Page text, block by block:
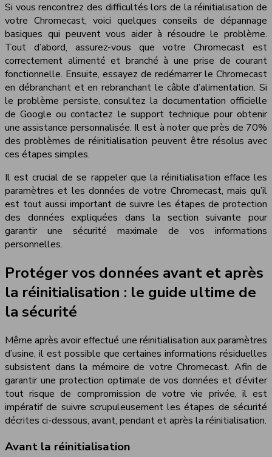
Si vous rencontrez des difficultés lors de la réinitialisation de
votre Chromecast, voici quelques conseils de dépannage
basiques qui peuvent vous aider à résoudre le problème.
Tout d’abord, assurez-vous que votre Chromecast est
correctement alimenté et branché à une prise de courant
fonctionnelle. Ensuite, essayez de redémarrer le Chromecast
en débranchant et en rebranchant le câble d’alimentation. Si
le problème persiste, consultez la documentation officielle
de Google ou contactez le support technique pour obtenir
une assistance personnalisée. Il est à noter que près de 70%
des problèmes de réinitialisation peuvent être résolus avec
ces étapes simples.
Il est crucial de se rappeler que la réinitialisation efface les
paramètres et les données de votre Chromecast, mais qu’il
est tout aussi important de suivre les étapes de protection
des données expliquées dans la section suivante pour
garantir une sécurité maximale de vos informations
personnelles.
Protéger vos données avant et après
la réinitialisation : le guide ultime de
la sécurité
Même après avoir effectué une réinitialisation aux paramètres
d’usine, il est possible que certaines informations résiduelles
subsistent dans la mémoire de votre Chromecast. Afin de
garantir une protection optimale de vos données et d’éviter
tout risque de compromission de votre vie privée, il est
impératif de suivre scrupuleusement les étapes de sécurité
décrites ci-dessous, avant, pendant et après la réinitialisation.
Avant la réinitialisation